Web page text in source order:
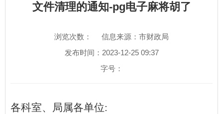
文件清理的通知-pg电子麻将胡了
浏览次数：
信息来源：市财政局
发布时间：2023-12-25 09:37
字号：
各科室、局属各单位: